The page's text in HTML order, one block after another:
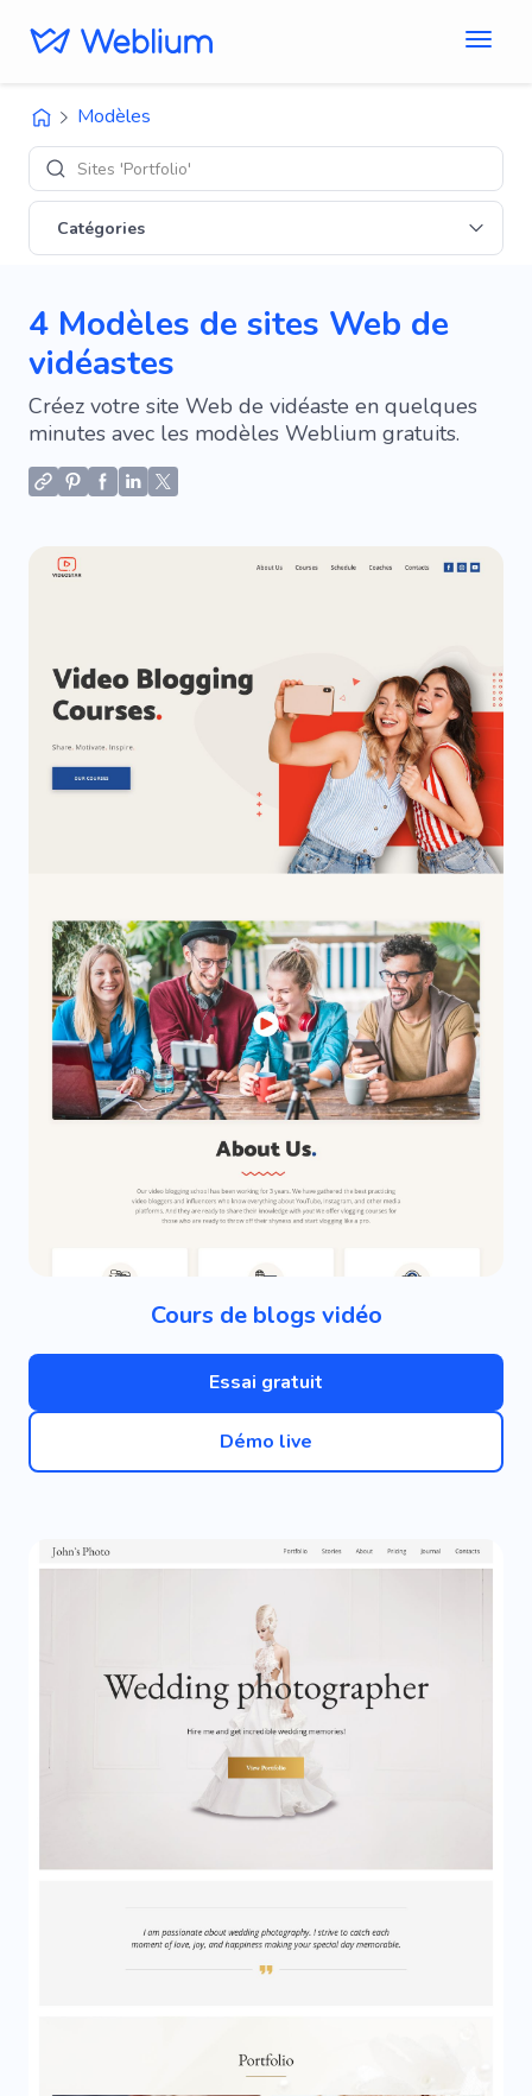
Modèles
Sites 'Portfolio'
Catégories
4 Modèles de sites Web de
vidéastes
Créez votre site Web de vidéaste en quelques
minutes avec les modèles Weblium gratuits.
Cours de blogs vidéo
Essai gratuit
Démo live